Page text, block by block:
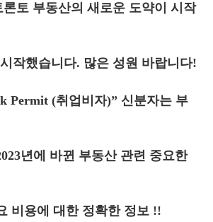
론토 부동산의 새로운 도약이 시작
작했습니다. 많은 성원 바랍니다!
Permit (취업비자)” 신분자는 부
년에 바뀐 부동산 관련 중요한
비용에 대한 정확한 정보 !!